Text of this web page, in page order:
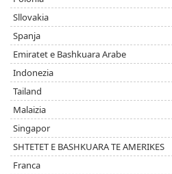
Sllovakia
Spanja
Emiratet e Bashkuara Arabe
Indonezia
Tailand
Malaizia
Singapor
SHTETET E BASHKUARA TE AMERIKES
Franca